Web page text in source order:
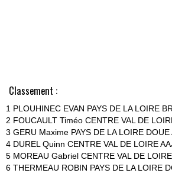
Classement :
1 PLOUHINEC EVAN PAYS DE LA LOIRE
2 FOUCAULT Timéo CENTRE VAL DE
3 GERU Maxime PAYS DE LA LOIRE
4 DUREL Quinn CENTRE VAL DE LOIRE
5 MOREAU Gabriel CENTRE VAL DE
6 THERMEAU ROBIN PAYS DE LA LOIRE